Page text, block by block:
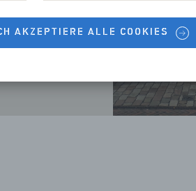
AKZEPTIERE ALLE COOKIES